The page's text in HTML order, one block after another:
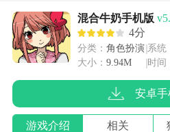
混合牛奶手机版
4分
分类： 角色扮演 系统
大小： 9.94M 时间
安卓
游戏介绍 相关